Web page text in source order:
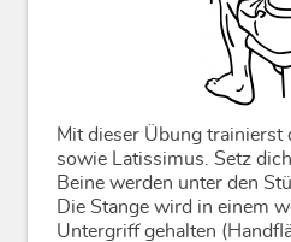
Mit dieser Übung trainierst
sowie Latissimus. Setz
Beine werden unter den
Die Stange wird in einem
Untergriff gehalten